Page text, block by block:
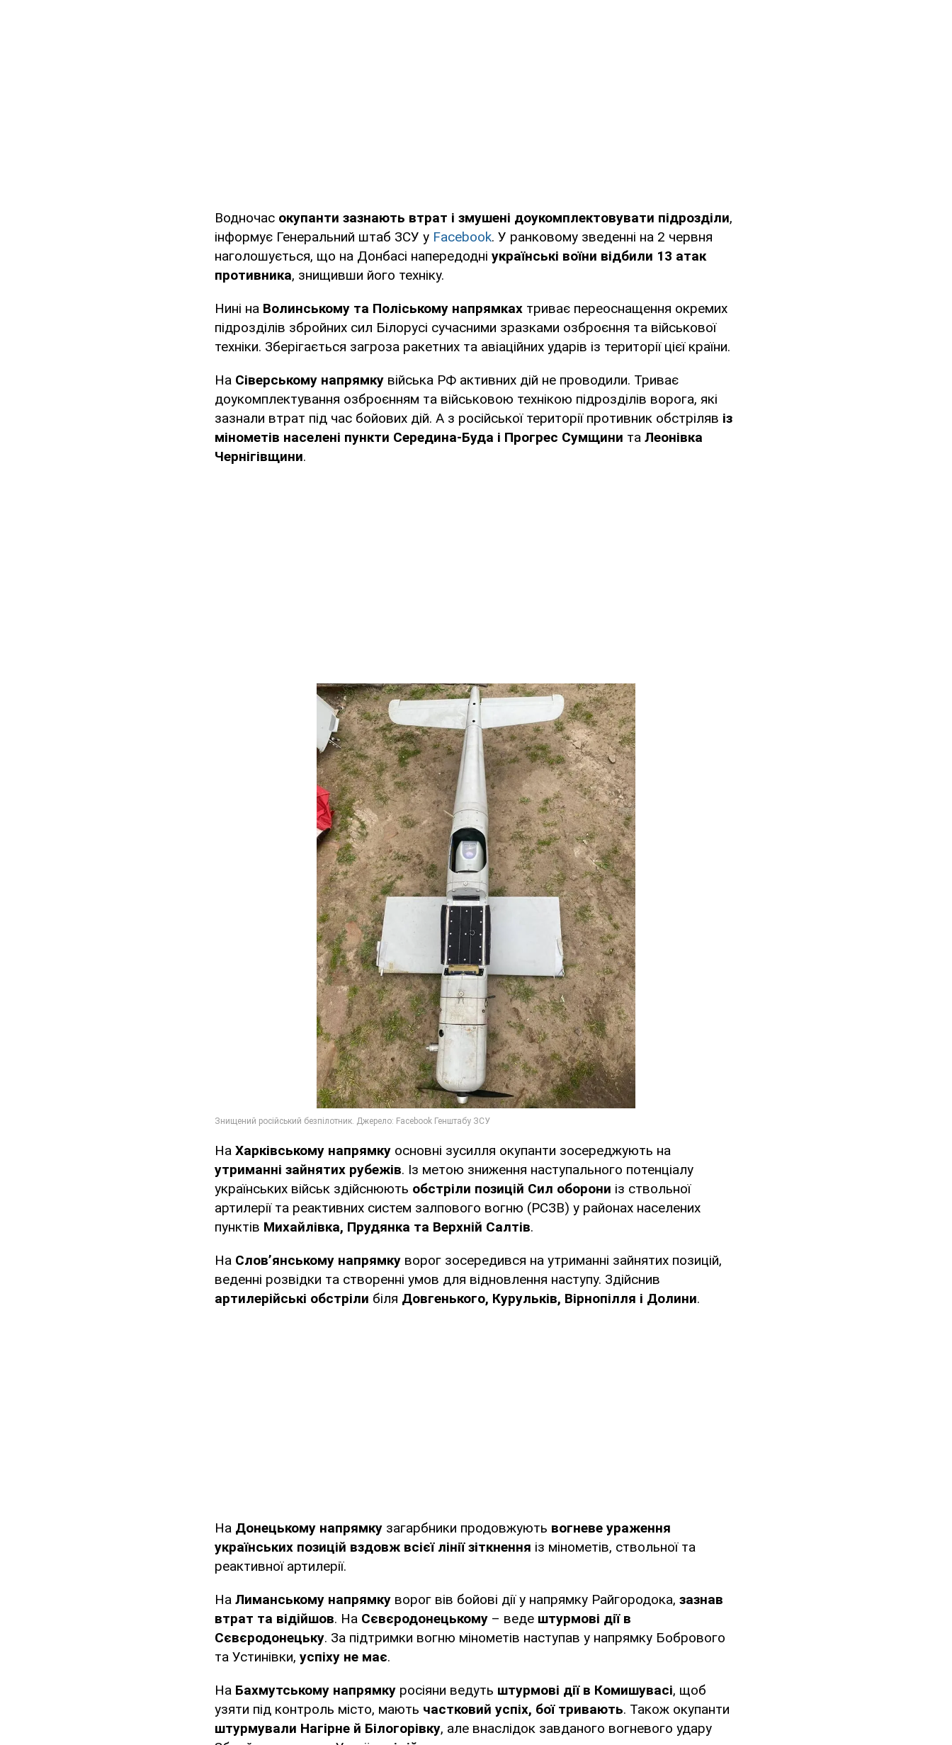
Водночас окупанти зазнають втрат і змушені доукомплектовувати підрозділи,
інформує Генеральний штаб ЗСУ у Facebook. У ранковому зведенні на 2 червня
наголошується, що на Донбасі напередодні українські воїни відбили 13 атак
противника, знищивши його техніку.
Нині на Волинському та Поліському напрямках триває переоснащення окремих
підрозділів збройних сил Білорусі сучасними зразками озброєння та військової
техніки. Зберігається загроза ракетних та авіаційних ударів із території цієї країни.
На Сіверському напрямку війська РФ активних дій не проводили. Триває
доукомплектування озброєнням та військовою технікою підрозділів ворога, які
зазнали втрат під час бойових дій. А з російської території противник обстріляв із
мінометів населені пункти Середина-Буда і Прогрес Сумщини та Леонівка
Чернігівщини.
На Харківському напрямку основні зусилля окупанти зосереджують на
утриманні зайнятих рубежів. Із метою зниження наступального потенціалу
українських військ здійснюють обстріли позицій Сил оборони із ствольної
артилерії та реактивних систем залпового вогню (РСЗВ) у районах населених
пунктів Михайлівка, Прудянка та Верхній Салтів.
На Слов’янському напрямку ворог зосередився на утриманні зайнятих позицій,
веденні розвідки та створенні умов для відновлення наступу. Здійснив
артилерійські обстріли біля Довгенького, Курульків, Вірнопілля і Долини.
На Донецькому напрямку загарбники продовжують вогневе ураження
українських позицій вздовж всієї лінії зіткнення із мінометів, ствольної та
реактивної артилерії.
На Лиманському напрямку ворог вів бойові дії у напрямку Райгородока, зазнав
втрат та відійшов. На Сєвєродонецькому – веде штурмові дії в
Сєвєродонецьку. За підтримки вогню мінометів наступав у напрямку Бобрового
та Устинівки, успіху не має.
На Бахмутському напрямку росіяни ведуть штурмові дії в Комишувасі, щоб
узяти під контроль місто, мають частковий успіх, бої тривають. Також окупанти
штурмували Нагірне й Білогорівку, але внаслідок завданого вогневого удару